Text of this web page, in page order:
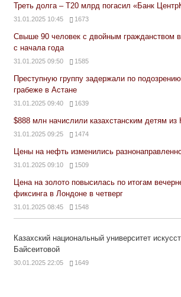
Треть долга – Т20 млрд погасил «Банк
31.01.2025 10:45 1673
Свыше 90 человек с двойным гражданством
с начала года
31.01.2025 09:50 1585
Преступную группу задержали по
грабеже в Астане
31.01.2025 09:40 1639
$888 млн начислили казахстанским детям
31.01.2025 09:25 1474
Цены на нефть изменились
31.01.2025 09:10 1509
Цена на золото повысилась по итогам
фиксинга в Лондоне в четверг
31.01.2025 08:45 1548
Казахский национальный университет
Байсеитовой
30.01.2025 22:05 1649